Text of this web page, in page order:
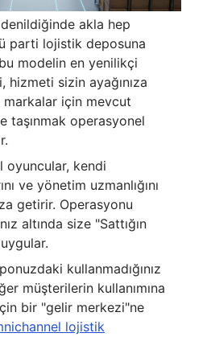
denildiğinde akla hep
parti lojistik deposuna
modelin en yenilikçi
hizmeti sizin ayağınıza
için mevcut
taşınmak operasyonel
oyuncular, kendi
ve yönetim uzmanlığını
getirir. Operasyonu
altında size "Sattığın
kullanmadığınız
müşterilerin kullanımına
bir "gelir merkezi"ne
lojistik